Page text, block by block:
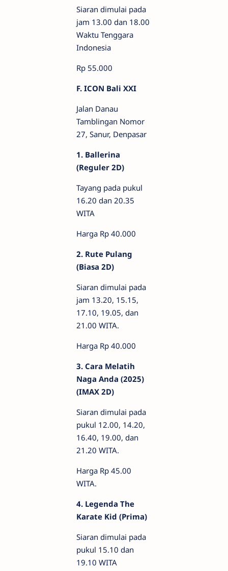
Siaran dimulai pada
jam 13.00 dan 18.00
Waktu Tenggara
Indonesia
Rp 55.000
F. ICON Bali XXI
Jalan Danau
Tamblingan Nomor
27, Sanur, Denpasar
1. Ballerina
(Reguler 2D)
Tayang pada pukul
16.20 dan 20.35
WITA
Harga Rp 40.000
2. Rute Pulang
(Biasa 2D)
Siaran dimulai pada
jam 13.20, 15.15,
17.10, 19.05, dan
21.00 WITA.
Harga Rp 40.000
3. Cara Melatih
Naga Anda (2025)
(IMAX 2D)
Siaran dimulai pada
pukul 12.00, 14.20,
16.40, 19.00, dan
21.20 WITA.
Harga Rp 45.00
WITA.
4. Legenda The
Karate Kid (Prima)
Siaran dimulai pada
pukul 15.10 dan
19.10 WITA